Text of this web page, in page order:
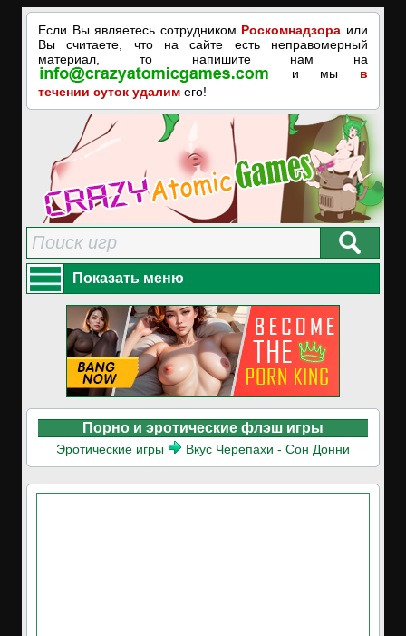
Если Вы являетесь сотрудником Роскомнадзора или
Вы считаете, что на сайте есть неправомерный
материал, то напишите нам на
и мы в
течении суток удалим его!
Показать меню
Порно и эротические флэш игры
Эротические игры Вкус Черепахи - Сон Донни